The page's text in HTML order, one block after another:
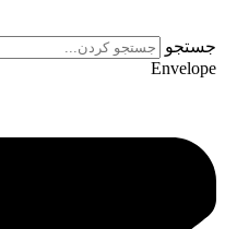
جستجو
Envelope